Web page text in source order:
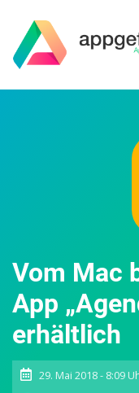
Vom Mac
App
erhältlich
29. Mai 2018 - 8:09